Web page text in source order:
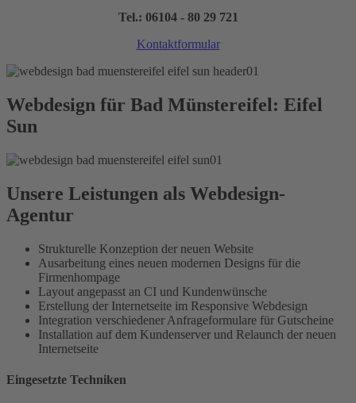
Tel.: 06104 - 80 29 721
Kontaktformular
Webdesign für Bad Münstereifel: Eifel
Sun
Unsere Leistungen als Webdesign-
Agentur
Strukturelle Konzeption der neuen Website
Ausarbeitung eines neuen modernen Designs für die
Firmenhompage
Layout angepasst an CI und Kundenwünsche
Erstellung der Internetseite im Responsive Webdesign
Integration verschiedener Anfrageformulare für Gutscheine
Installation auf dem Kundenserver und Relaunch der neuen
Internetseite
Eingesetzte Techniken